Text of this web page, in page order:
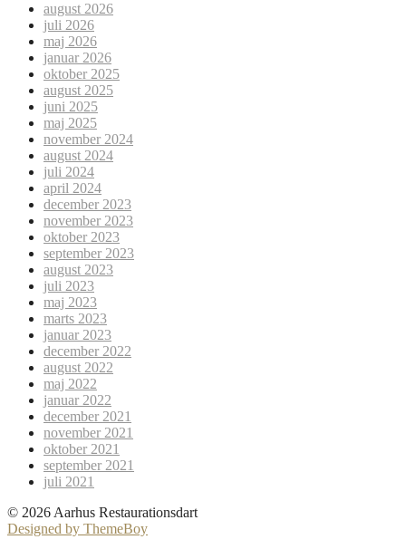
august 2026
juli 2026
maj 2026
januar 2026
oktober 2025
august 2025
juni 2025
maj 2025
november 2024
august 2024
juli 2024
april 2024
december 2023
november 2023
oktober 2023
september 2023
august 2023
juli 2023
maj 2023
marts 2023
januar 2023
december 2022
august 2022
maj 2022
januar 2022
december 2021
november 2021
oktober 2021
september 2021
juli 2021
© 2026 Aarhus Restaurationsdart
Designed by ThemeBoy